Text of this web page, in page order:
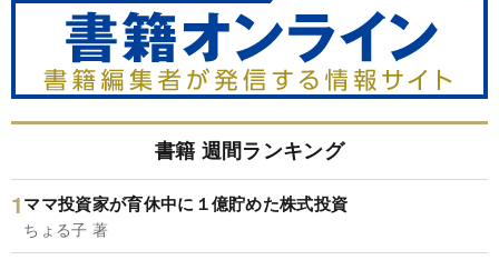
書籍 週間ランキング
ママ投資家が育休中に１億貯めた株式投資
ちょる子 著